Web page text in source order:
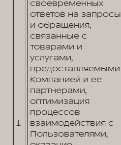
1.
своевременных
ответов на запросы
и обращения,
связанные с
товарами и
услугами,
предоставляемыми
Компанией и ее
партнерами,
оптимизация
процессов
взаимодействия с
Пользователями,